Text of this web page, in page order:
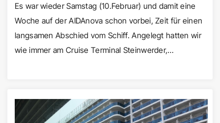
Es war wieder Samstag (10.Februar) und damit eine
Woche auf der AIDAnova schon vorbei, Zeit für einen
langsamen Abschied vom Schiff. Angelegt hatten wir
wie immer am Cruise Terminal Steinwerder,…